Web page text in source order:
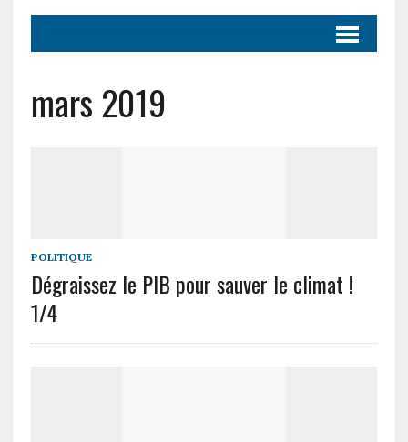
mars 2019
POLITIQUE
Dégraissez le PIB pour sauver le climat !
1/4